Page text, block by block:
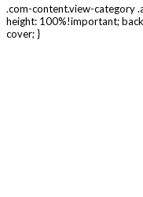
.com-content.view-category
height: 100%!important;
cover; }